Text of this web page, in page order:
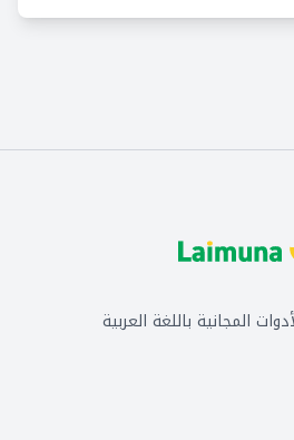
المجانية باللغة العربية